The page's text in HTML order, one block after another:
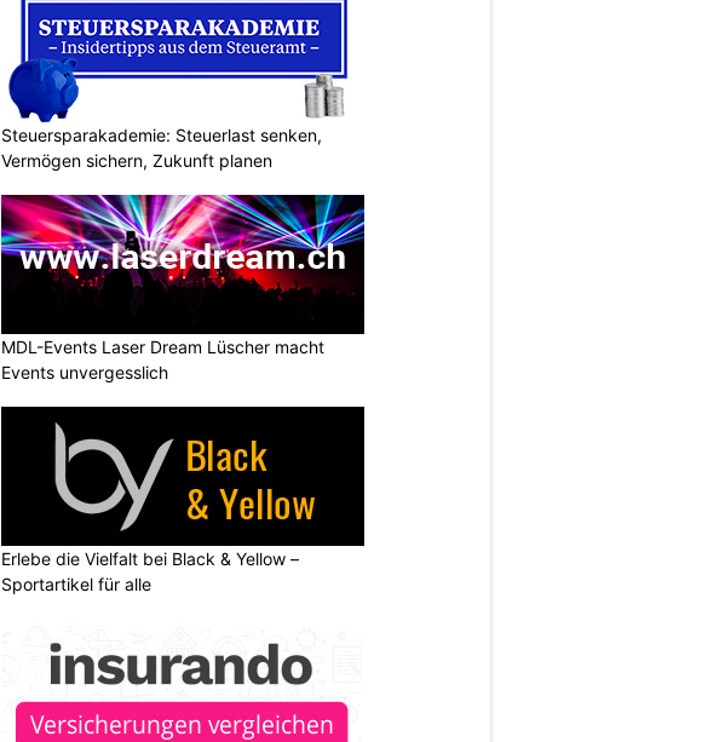
Steuersparakademie: Steuerlast senken,
Vermögen sichern, Zukunft planen
MDL-Events Laser Dream Lüscher macht
Events unvergesslich
Erlebe die Vielfalt bei Black & Yellow –
Sportartikel für alle